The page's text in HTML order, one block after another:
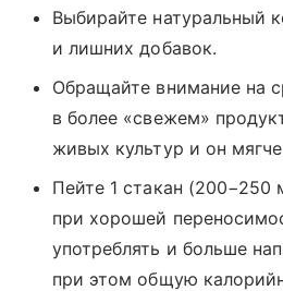
Выбирайте натуральный
и лишних добавок.
Обращайте внимание на
в более «свежем»
живых культур и он
Пейте 1 стакан (200−250
при хорошей
употреблять и больше
при этом общую